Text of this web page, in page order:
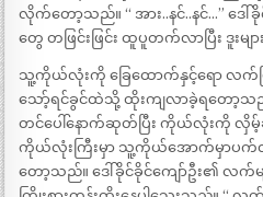
လိုက်တော့သည်။ “ အား..နင်..နင်…” ဒေ
တွေ တဖြင်းဖြင်း ထူပူတက်လာပြီး ဒူးမ
သူ့ကိုယ်လုံးကို ခြေထောက်နှင့်ရော လက်
သော့်ရင်ခွင်ထဲသို့ ထိုးကျလာခဲ့ရတေ
တင်ပေါ်နောက်ဆုတ်ပြီး ကိုယ်လုံးကို လှိမ့်
ကိုယ်လုံးကြီးမှာ သူ့ကိုယ်အောက်မှာပက်
တော့သည်။ ဒေါ်ခိုင်ခိုင်ကျော်ဦး၏ လက်